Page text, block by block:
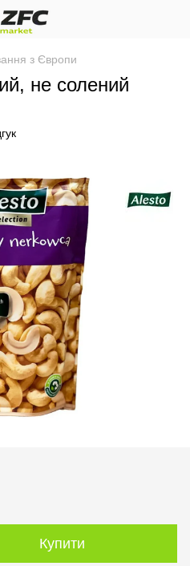
з Європи
не солений
Купити